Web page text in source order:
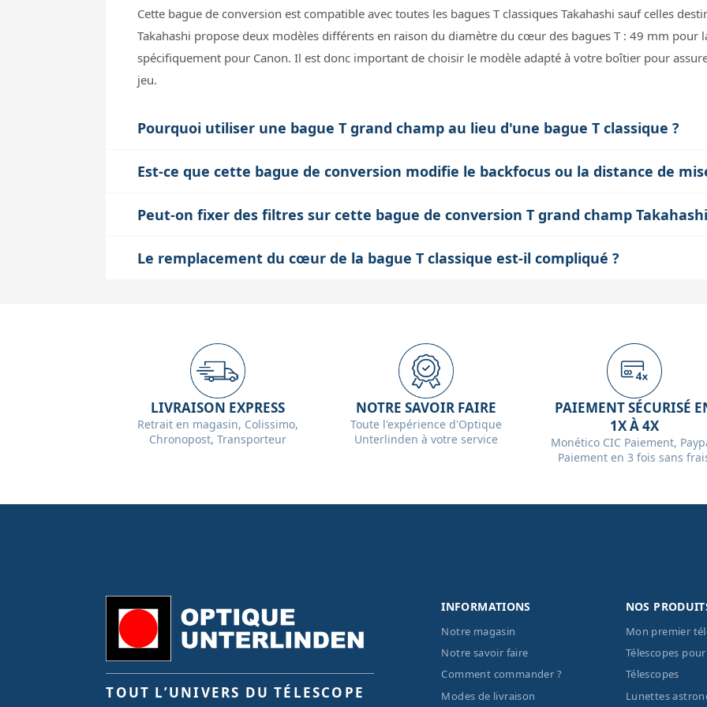
Cette bague de conversion est compatible avec toutes les bagues T classiques Takahashi sauf celles
Takahashi propose deux modèles différents en raison du diamètre du cœur des bagues T : 49 mm pour
spécifiquement pour Canon. Il est donc important de choisir le modèle adapté à votre boîtier pour
jeu.
Pourquoi utiliser une bague T grand champ au lieu d'une bague T classique ?
l’utilisation de capteurs grands formats ou d’accessoires optiques plus volumineux. Cela signifie qu’on
sans perte de lumière sur les bords, un point crucial en astrophotographie avec des capteurs plein
Est-ce que cette bague de conversion modifie le backfocus ou la distance de
essentiel pour garder la mise au point correcte avec les optiques Takahashi et les accessoires
qui évite les problèmes de mise au point ou de qualité d’image liés à une distance mécanique incorrecte.
Peut-on fixer des filtres sur cette bague de conversion T grand champ
insérer des filtres anti-pollution lumineuse, des filtres à bande étroite ou des filtres IR/UV sans ajouter
Le remplacement du cœur de la bague T classique est-il compliqué ?
LIVRAISON EXPRESS
Retrait en magasin, Colissimo,
Chronopost, Transporteur
NOTRE SAVOIR FAIRE
Toute l'expérience d'Optique
Unterlinden à votre service
PAIEMENT SÉCURISÉ
1X À 4X
Monético CIC Paiement,
Paiement en 3 fois sans
TOUT L’UNIVERS DU TÉLESCOPE
INFORMATIONS
Notre magasin
Notre savoir faire
Comment commander ?
Modes de livraison
NOS
Mon premier
Télescopes
Télescopes
Lunettes